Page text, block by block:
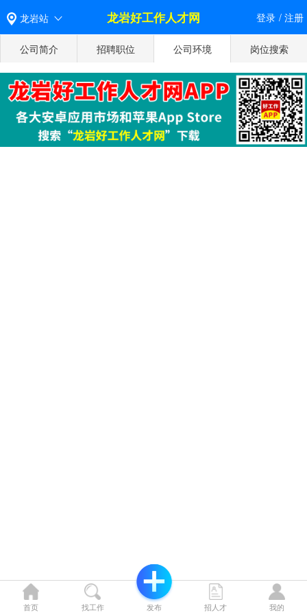
龙岩站 龙岩好工作人才网 登录 / 注册
公司简介 招聘职位 公司环境 岗位搜索
首页 找工作 发布 招人才 我的